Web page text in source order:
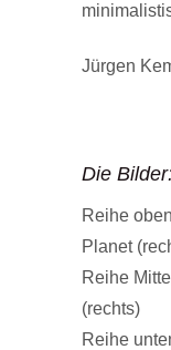
Jürgen
Die
Reihe
Planet
Reihe
(rechts)
Reihe